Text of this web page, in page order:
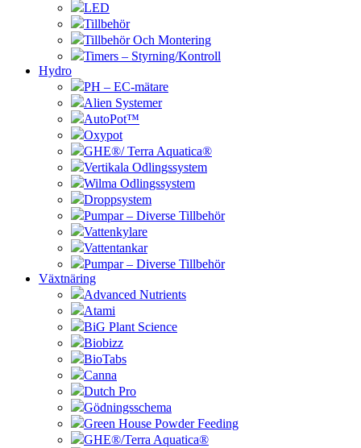
LED
Tillbehör
Tillbehör Och Montering
Timers – Styrning/Kontroll
Hydro
PH – EC-mätare
Alien Systemer
AutoPot™
Oxypot
GHE®/ Terra Aquatica®
Vertikala Odlingssystem
Wilma Odlingssystem
Droppsystem
Pumpar – Diverse Tillbehör
Vattenkylare
Vattentankar
Pumpar – Diverse Tillbehör
Växtnäring
Advanced Nutrients
Atami
BiG Plant Science
Biobizz
BioTabs
Canna
Dutch Pro
Gödningsschema
Green House Powder Feeding
GHE®/Terra Aquatica®